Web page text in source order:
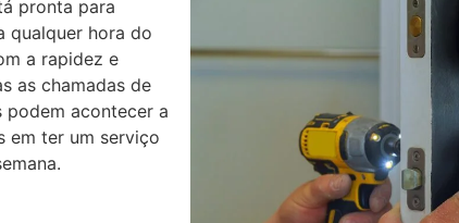
pronta para
qualquer hora do
a rapidez e
as chamadas de
podem acontecer a
em ter um serviço